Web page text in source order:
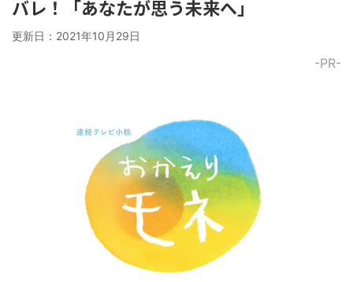
バレ！「あなたが思う未来へ」
更新日： 2021年10月29日
-PR-